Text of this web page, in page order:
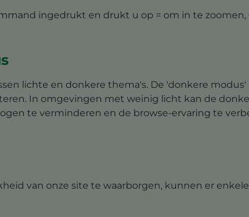
ingedrukt en drukt u op = om in te
lichte en donkere thema's. De 'donkere
In omgevingen met weinig licht kan de
te verminderen en de browse-ervaring te
van onze site te waarborgen, kunnen er